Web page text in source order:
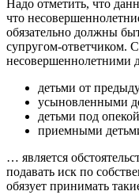
Надо отметить, что
что
обязательно должны
супругом-ответчиком.
несовершеннолетними
детьми от
усыновленными
детьми под
приемными
… является
подавать иск по
обязует принимать